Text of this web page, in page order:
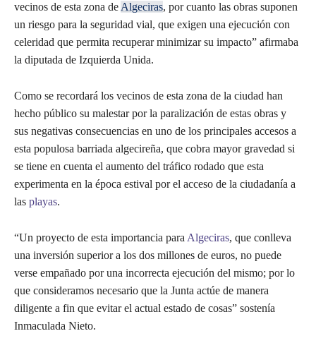
vecinos de esta zona deAlgeciras, por cuanto las obras suponen
un riesgo para la seguridad vial, que exigen una ejecución con
celeridad que permita recuperar minimizar su impacto” afirmaba
la diputada de Izquierda Unida.
Como se recordará los vecinos de esta zona de la ciudad han
hecho público su malestar por la paralización de estas obras y
sus negativas consecuencias en uno de los principales accesos a
esta populosa barriada algecireña, que cobra mayor gravedad si
se tiene en cuenta el aumento del tráfico rodado que esta
experimenta en la época estival por el acceso de la ciudadanía a
las playas.
“Un proyecto de esta importancia paraAlgeciras, que conlleva
una inversión superior a los dos millones de euros, no puede
verse empañado por una incorrecta ejecución del mismo; por lo
que consideramos necesario que la Junta actúe de manera
diligente a fin que evitar el actual estado de cosas” sostenía
Inmaculada Nieto.